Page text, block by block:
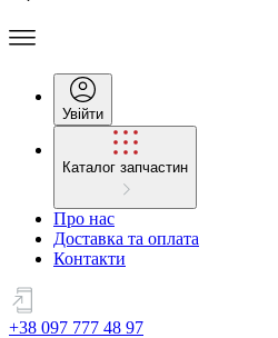
Увійти
Каталог запчастин
Про нас
Доставка та оплата
Контакти
+38 097 777 48 97